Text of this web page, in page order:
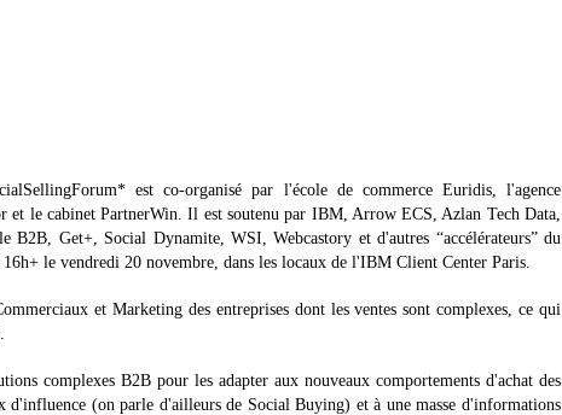
est co-organisé par l'école de commerce Euridis, l'agence
et le cabinet PartnerWin. Il est soutenu par IBM, Arrow ECS, Azlan Tech Data,
B2B, Get+, Social Dynamite, WSI, Webcastory et d'autres “accélérateurs” du
le vendredi 20 novembre, dans les locaux de l'IBM Client Center Paris.
et Marketing des entreprises dont les ventes sont complexes, ce qui
complexes B2B pour les adapter aux nouveaux comportements d'achat des
d'influence (on parle d'ailleurs de Social Buying) et à une masse d'informations